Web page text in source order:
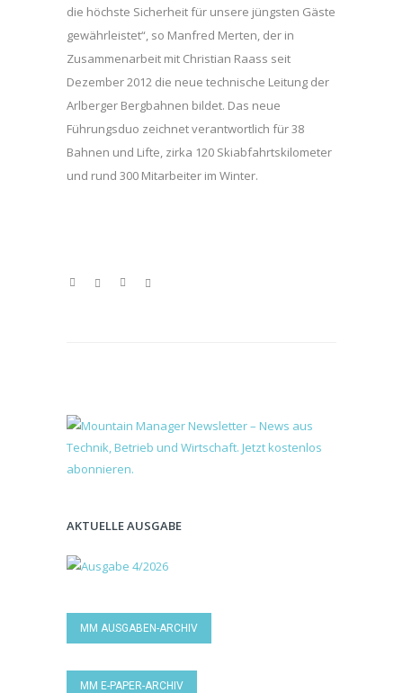
die höchste Sicherheit für unsere jüngsten Gäste
gewährleistet“, so Manfred Merten, der in
Zusammenarbeit mit Christian Raass seit
Dezember 2012 die neue technische Leitung der
Arlberger Bergbahnen bildet. Das neue
Führungsduo zeichnet verantwortlich für 38
Bahnen und Lifte, zirka 120 Skiabfahrtskilometer
und rund 300 Mitarbeiter im Winter.
AKTUELLE AUSGABE
MM AUSGABEN-ARCHIV
MM E-PAPER-ARCHIV